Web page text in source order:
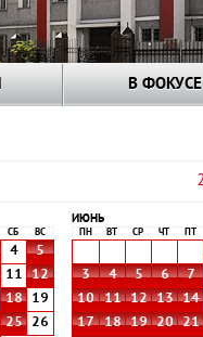
В ФОКУСЕ
СБ ВС
4
5
11
12
18
19
25
26
ИЮНЬ
ПН ВТ СР ЧТ
3
4 5 6 7
10
11 12 13 14
17
18 19 20 21